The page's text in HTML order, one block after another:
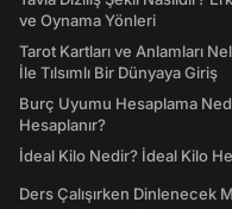
ve Oynama Yönleri
Tarot Kartları ve Anlamları
İle Tılsımlı Bir Dünyaya Giriş
Burç Uyumu Hesaplama
Hesaplanır?
İdeal Kilo Nedir? İdeal Kilo
Ders Çalışırken Dinlenecek